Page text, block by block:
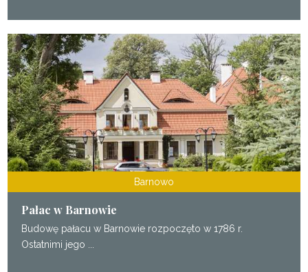
Barnowo
Pałac w Barnowie
Budowę pałacu w Barnowie rozpoczęto w 1786 r.
Ostatnimi jego ...